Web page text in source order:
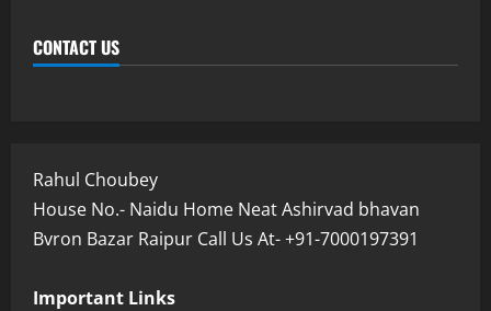
CONTACT US
Rahul Choubey
House No.- Naidu Home Neat Ashirvad bhavan
Bvron Bazar Raipur Call Us At- +91-7000197391
Important Links